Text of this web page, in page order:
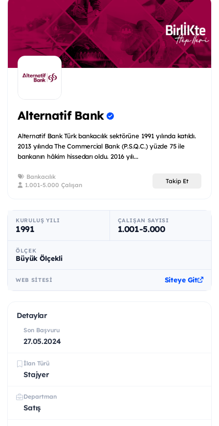
Alternatif Bank
Alternatif Bank Türk bankacılık sektörüne 1991 yılında katıldı.
2013 yılında The Commercial Bank (P.S.Q.C.) yüzde 75 ile
bankanın hâkim hissedarı oldu. 2016 yılı...
Bankacılık
1.001-5.000 Çalışan
Takip Et
KURULUŞ YILI
1991
ÇALIŞAN SAYISI
1.001-5.000
ÖLÇEK
Büyük Ölçekli
WEB SITESI Siteye Git
Detaylar
Son Başvuru
27.05.2024
İlan Türü
Stajyer
Departman
Satış